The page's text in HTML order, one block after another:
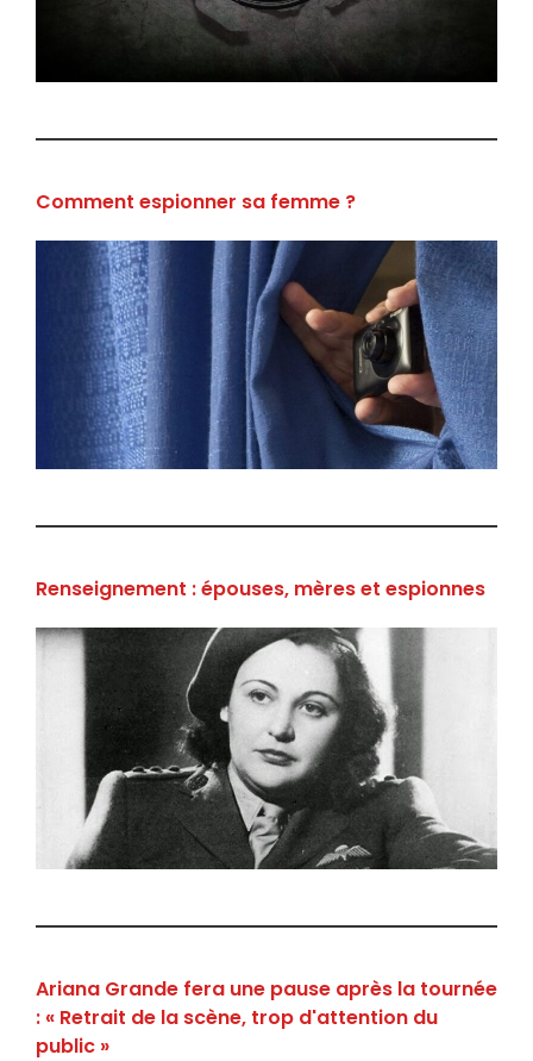
Comment espionner sa femme ?
Renseignement : épouses, mères et espionnes
Ariana Grande fera une pause après la tournée
: « Retrait de la scène, trop d'attention du
public »